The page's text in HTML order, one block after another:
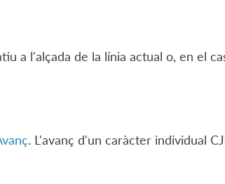
a l'alçada de la línia actual o, en el
. L'avanç d'un caràcter individual